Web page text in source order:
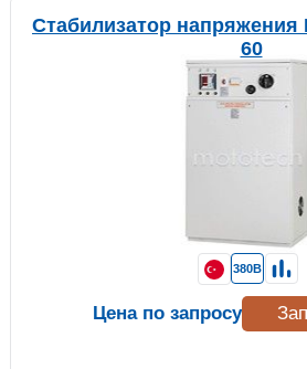
Стабилизатор напряжения
60
380В
Цена по запросу